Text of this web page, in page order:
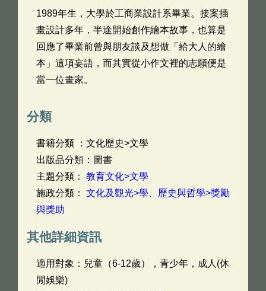
1989年生，大學於工商業設計系畢業。接案插
畫設計多年，半途開始創作繪本故事，也算是
回應了畢業前曾與朋友談及想做「給大人的繪
本」這項妄語，而其實從小作文裡的志願便是
當一位畫家。
分類
書籍分類 ：文化歷史>文學
出版品分類：圖書
主題分類： 教育文化>文學
施政分類： 文化及觀光>學、歷史與哲學>獎勵
與獎助
其他詳細資訊
適用對象：兒童（6-12歲），青少年，成人(休
閒娛樂)